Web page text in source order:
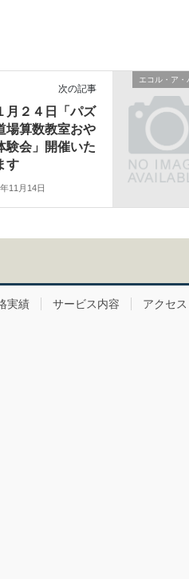
エコル・ア・
次の記事
月２４日「パズ
場算数教室おや
験会」開催いた
す
11月14日
実績 サービス内容 アクセス